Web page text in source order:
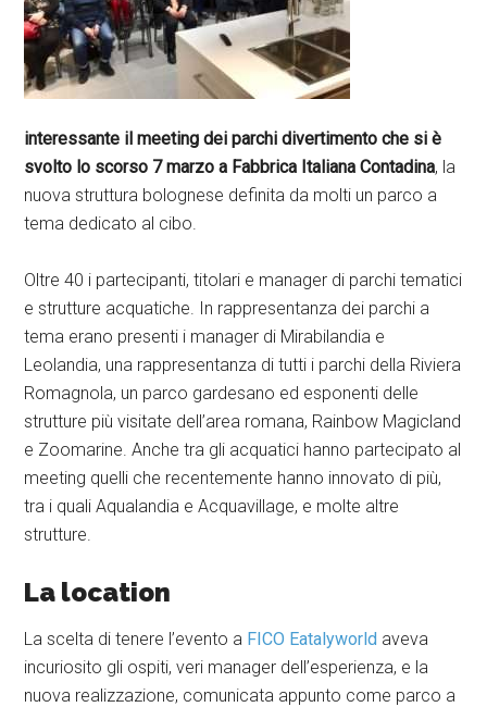
interessante il meeting dei parchi divertimento che si è
svolto lo scorso 7 marzo a Fabbrica Italiana Contadina, la
nuova struttura bolognese definita da molti un parco a
tema dedicato al cibo.
Oltre 40 i partecipanti, titolari e manager di parchi tematici
e strutture acquatiche. In rappresentanza dei parchi a
tema erano presenti i manager di Mirabilandia e
Leolandia, una rappresentanza di tutti i parchi della Riviera
Romagnola, un parco gardesano ed esponenti delle
strutture più visitate dell’area romana, Rainbow Magicland
e Zoomarine. Anche tra gli acquatici hanno partecipato al
meeting quelli che recentemente hanno innovato di più,
tra i quali Aqualandia e Acquavillage, e molte altre
strutture.
La location
La scelta di tenere l’evento a FICO Eatalyworld aveva
incuriosito gli ospiti, veri manager dell’esperienza, e la
nuova realizzazione, comunicata appunto come parco a